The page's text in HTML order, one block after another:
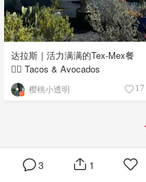
达拉斯｜活力满满的Tex-Mex餐
👉🏼 Tacos & Avocados
樱桃小透明 17
3 1